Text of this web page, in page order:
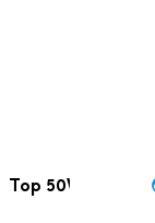
Top 50Webcams